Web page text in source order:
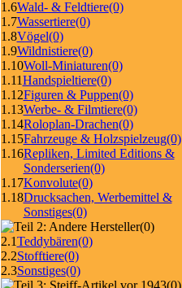
1.6Wald- & Feldtiere(0)
1.7Wassertiere(0)
1.8Vögel(0)
1.9Wildnistiere(0)
1.10Woll-Miniaturen(0)
1.11Handspieltiere(0)
1.12Figuren & Puppen(0)
1.13Werbe- & Filmtiere(0)
1.14Roloplan-Drachen(0)
1.15Fahrzeuge & Holzspielzeug(0)
1.16Repliken, Limited Editions &
Sonderserien(0)
1.17Konvolute(0)
1.18Drucksachen, Werbemittel &
Sonstiges(0)
(0)
2.1Teddybären(0)
2.2Stofftiere(0)
2.3Sonstiges(0)
(0)